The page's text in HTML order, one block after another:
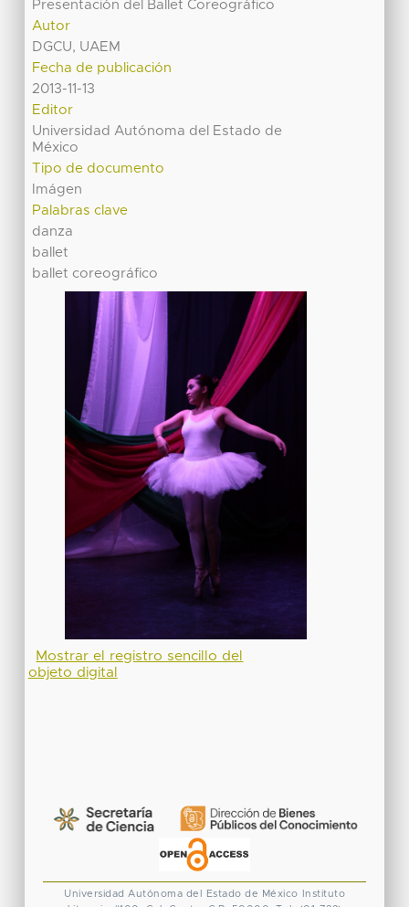
Presentación del Ballet Coreográfico
Autor
DGCU, UAEM
Fecha de publicación
2013-11-13
Editor
Universidad Autónoma del Estado de
México
Tipo de documento
Imágen
Palabras clave
danza
ballet
ballet coreográfico
Mostrar el registro sencillo del
objeto digital
Universidad Autónoma del Estado de México
Instituto